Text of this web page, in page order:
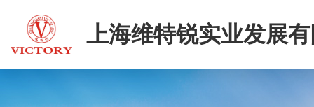
上海维特锐实业发展